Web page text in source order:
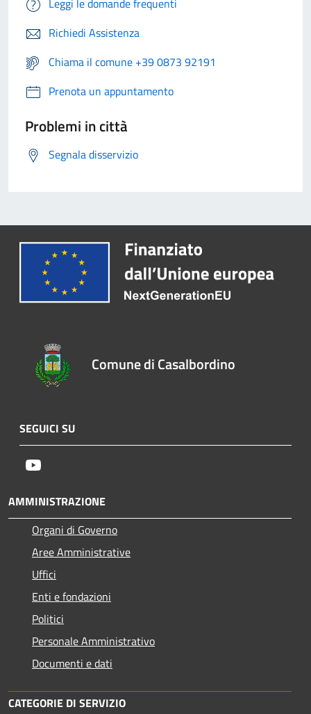
Richiedi Assistenza
Chiama il comune +39 0873 92191
Prenota un appuntamento
Problemi in città
Segnala disservizio
Comune di Casalbordino
SEGUICI SU
AMMINISTRAZIONE
Organi di Governo
Aree Amministrative
Uffici
Enti e fondazioni
Politici
Personale Amministrativo
Documenti e dati
CATEGORIE DI SERVIZIO